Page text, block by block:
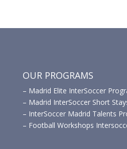
OUR PROGRAMS
– Madrid Elite InterSoccer
– Madrid InterSoccer Short
– InterSoccer Madrid Talents
– Football Workshops